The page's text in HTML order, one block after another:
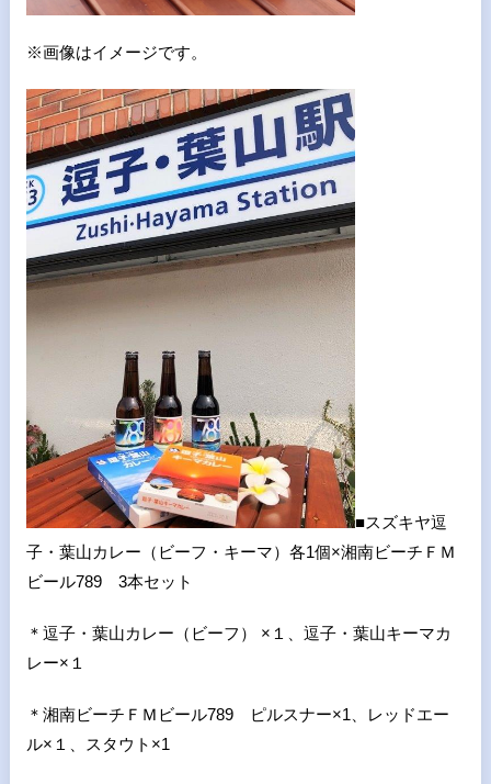
※画像はイメージです。
■スズキヤ逗
子・葉山カレー（ビーフ・キーマ）各1個×湘南ビーチＦＭ
ビール789 3本セット
＊逗子・葉山カレー（ビーフ） ×１、逗子・葉山キーマカ
レー×１
＊湘南ビーチＦＭビール789ピルスナー×1 、レッドエー
ル×１、スタウト×1